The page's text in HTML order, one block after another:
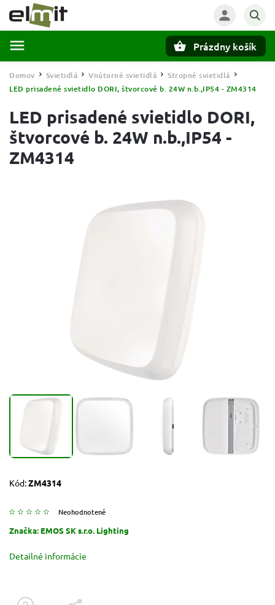
Prázdny košík
Domov / Svietidlá / Vnútorné svietidlá / Stropné svietidlá /
LED prisadené svietidlo DORI, štvorcové b. 24W n.b.,IP54 - ZM4314
LED prisadené svietidlo DORI,
štvorcové b. 24W n.b.,IP54 -
ZM4314
Kód:ZM4314
Neohodnotené
Značka: EMOS SK s.r.o. Lighting
Detailné informácie